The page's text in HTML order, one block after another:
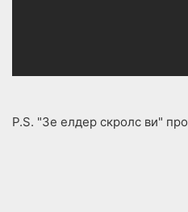
P.S. "Зе елдер скролс ви"